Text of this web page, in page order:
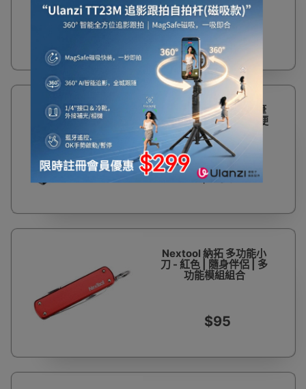
$125
Nextool 納拓 多功能筆
型工具 | 防水防塵 | 輕便
便攜
$205
Nextool 納拓 多功能小
刀 - 紅色 | 隨身伴侶 | 多
功能模組組合
$95